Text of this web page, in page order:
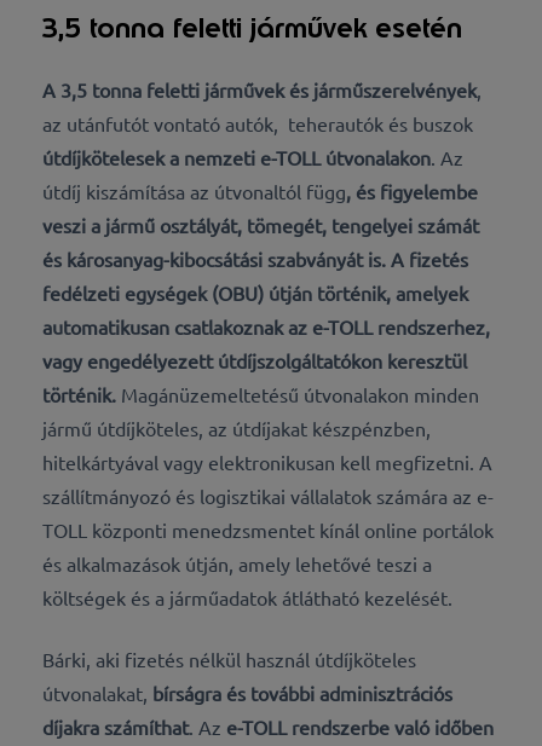
3,5 tonna feletti járművek esetén
A 3,5 tonna feletti járművek és járműszerelvények,
az utánfutót vontató autók, teherautók és buszok
útdíjkötelesek a nemzeti e-TOLL útvonalakon. Az
útdíj kiszámítása az útvonaltól függ, és figyelembe
veszi a jármű osztályát, tömegét, tengelyei számát
és károsanyag-kibocsátási szabványát is. A fizetés
fedélzeti egységek (OBU) útján történik, amelyek
automatikusan csatlakoznak az e-TOLL rendszerhez,
vagy engedélyezett útdíjszolgáltatókon keresztül
történik. Magánüzemeltetésű útvonalakon minden
jármű útdíjköteles, az útdíjakat készpénzben,
hitelkártyával vagy elektronikusan kell megfizetni. A
szállítmányozó és logisztikai vállalatok számára az e-
TOLL központi menedzsmentet kínál online portálok
és alkalmazások útján, amely lehetővé teszi a
költségek és a járműadatok átlátható kezelését.
Bárki, aki fizetés nélkül használ útdíjköteles
útvonalakat, bírságra és további adminisztrációs
díjakra számíthat. Az e-TOLL rendszerbe való időben